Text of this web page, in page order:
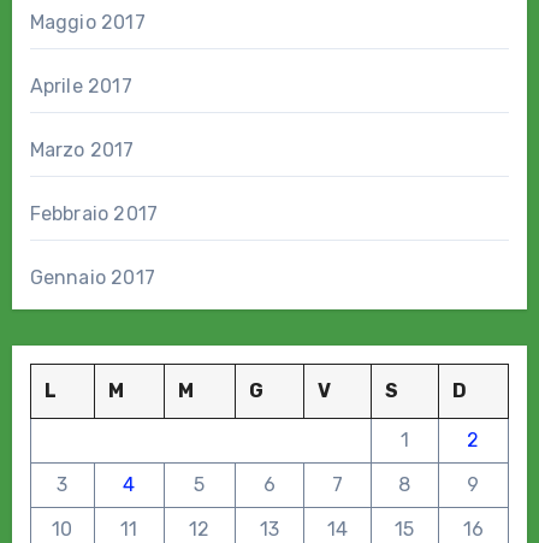
Maggio 2017
Aprile 2017
Marzo 2017
Febbraio 2017
Gennaio 2017
L M M G V S D
1
2
3
4 5 6 7 8
9
10
11 12 13 14 15
16